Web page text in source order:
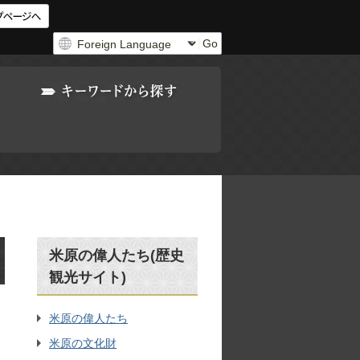
Go
米原の偉人たち(歴史
観光サイト)
米原の偉人たち
米原の文化財